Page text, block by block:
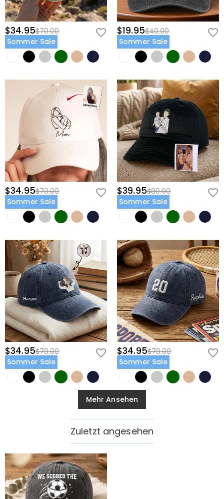
$34.95$70.00
Sommer Sale
$19.95$40.00
Sommer Sale
$34.95$70.00
Sommer Sale
$39.95$80.00
Sommer Sale
$34.95$70.00
Sommer Sale
$34.95$70.00
Sommer Sale
Mehr Ansehen
Zuletzt angesehen